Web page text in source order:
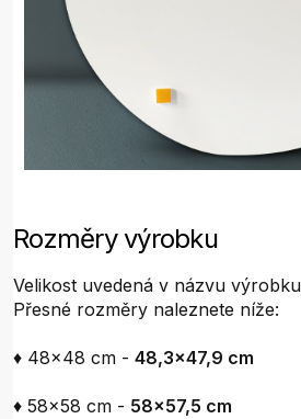
Rozměry výrobku
Velikost uvedená v názvu
Přesné rozměry naleznete níže:
♦ 48x48 cm - 48,3x47,9 cm
♦ 58x58 cm - 58x57,5 cm